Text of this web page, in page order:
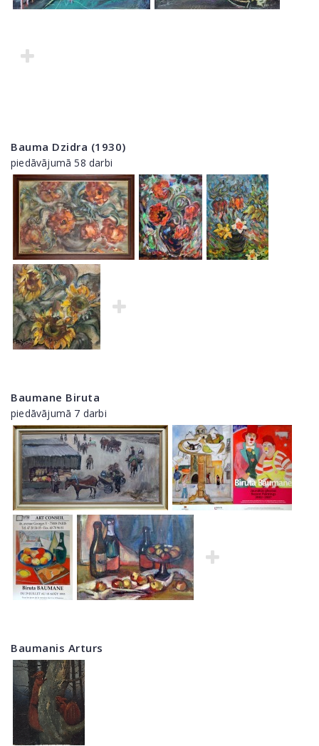
Bauma Dzidra (1930)
piedāvājumā 58 darbi
Baumane Biruta
piedāvājumā 7 darbi
Baumanis Arturs